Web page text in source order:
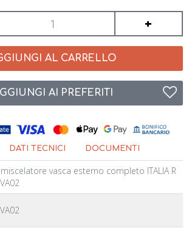
+
AL CARRELLO
AI PREFERITI
DATI TECNICI DOCUMENTI
miscelatore vasca esterno completo ITALIA R